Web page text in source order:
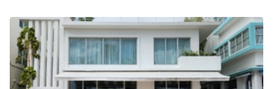
Camion
Container
Fiera/festival
Galleria d'arte